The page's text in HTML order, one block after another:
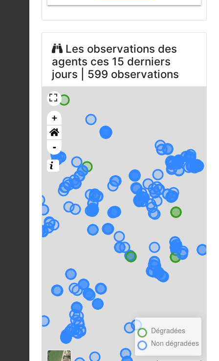
Les observations des
agents ces 15 derniers
jours | 599 observations
+
-
Dégradées
Non dégradées